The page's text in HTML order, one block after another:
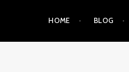
content
HOME BLOG